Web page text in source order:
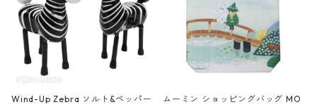
Wind-Up Zebra ソルト&ペッパー
ムーミン ショッピングバッグ MO